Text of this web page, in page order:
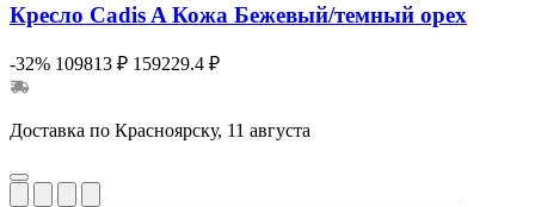
Кресло Cadis A Кожа Бежевый/темный орех
-32% 109813 ₽ 159229.4 ₽
Доставка по Красноярску, 11 августа